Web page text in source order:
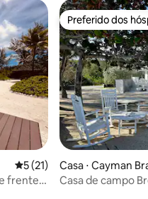
5 de uma avaliação média
5 (21)
frente
Preferido dos
Preferido dos
Casa ⋅ Cayman
Casa de campo